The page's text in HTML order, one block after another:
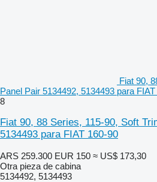
Fiat 90,
Panel Pair 5134492, 5134493 para
8
Fiat 90, 88 Series, 115-90, Soft
5134493 para FIAT 160-90
ARS 259.300 EUR 150 ≈ US$ 173,30
Otra pieza de cabina
5134492, 5134493